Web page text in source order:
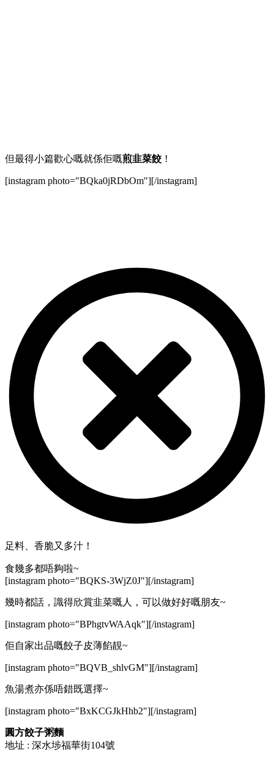
但最得小篇歡心嘅就係佢嘅煎韭菜餃 ！
[instagram photo="BQka0jRDbOm"][/instagram]
足料、香脆又多汁！
食幾多都唔夠啦~
[instagram photo="BQKS-3WjZ0J"][/instagram]
幾時都話，識得欣賞韭菜嘅人，可以做好好嘅朋友~
[instagram photo="BPhgtvWAAqk"][/instagram]
佢自家出品嘅餃子皮薄餡靚~
[instagram photo="BQVB_shlvGM"][/instagram]
魚湯煮亦係唔錯既選擇~
[instagram photo="BxKCGJkHhb2"][/instagram]
圓方餃子粥麵
地址 : 深水埗福華街104號